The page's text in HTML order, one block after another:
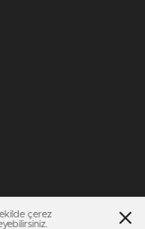
çerez